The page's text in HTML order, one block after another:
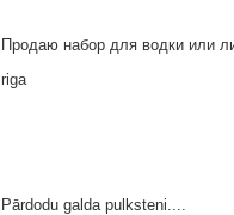
Продаю набор для водки или
riga
Pārdodu galda pulksteni....